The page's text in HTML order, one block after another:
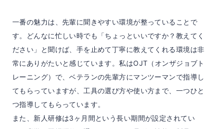
一番の魅力は、先輩に聞きやすい環境が整っていることで
す。どんなに忙しい時でも「ちょっといいですか？教えてく
ださい」と聞けば、手を止めて丁寧に教えてくれる環境は非
常にありがたいと感じています。私はOJT（オンザジョブト
レーニング）で、ベテランの先輩方にマンツーマンで指導し
てもらっていますが、工具の選び方や使い方まで、一つひと
つ指導してもらっています。
また、新人研修は3ヶ月間という長い期間が設定されてい